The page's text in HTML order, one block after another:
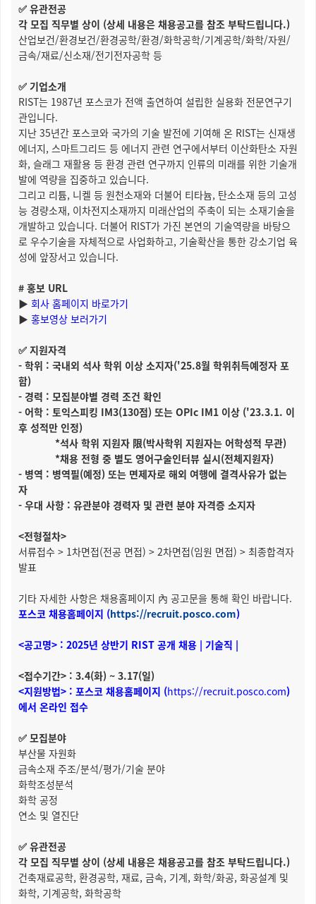
✅ 유관전공
각 모집 직무별 상이 (상세 내용은 채용공고를 참조 부탁드립니다.)
산업보건/환경보건/환경공학/환경/화학공학/기계공학/화학/자원/
금속/재료/신소재/전기전자공학 등
✅ 기업소개
RIST는 1987년 포스코가 전액 출연하여 설립한 실용화 전문연구기
관입니다.
지난 35년간 포스코와 국가의 기술 발전에 기여해 온 RIST는 신재생
에너지, 스마트그리드 등 에너지 관련 연구에서부터 이산화탄소 자원
화, 슬래그 재활용 등 환경 관련 연구까지 인류의 미래를 위한 기술개
발에 역량을 집중하고 있습니다.
그리고 리튬, 니켈 등 원천소재와 더불어 티타늄, 탄소소재 등의 고성
능 경량소재, 이차전지소재까지 미래산업의 주축이 되는 소재기술을
개발하고 있습니다. 더불어 RIST가 가진 본연의 기술역량을 바탕으
로 우수기술을 자체적으로 사업화하고, 기술확산을 통한 강소기업 육
성에 앞장서고 있습니다.
# 홍보 URL
▶ 회사 홈페이지 바로가기
▶ 홍보영상 보러가기
✅ 지원자격
- 학위 : 국내외 석사 학위 이상 소지자('25.8월 학위취득예정자 포
함)
- 경력 : 모집분야별 경력 조건 확인
- 어학 : 토익스피킹 IM3(130점) 또는 OPIc IM1 이상 ('23.3.1. 이
후 성적만 인정)
*석사 학위 지원자 限(박사학위 지원자는 어학성적 무관)
*채용 전형 중 별도 영어구술인터뷰 실시(전체지원자)
- 병역 : 병역필(예정) 또는 면제자로 해외 여행에 결격사유가 없는
자
- 우대 사항 : 유관분야 경력자 및 관련 분야 자격증 소지자
<전형절차>
서류접수 > 1차면접(전공 면접) > 2차면접(임원 면접) > 최종합격자
발표
기타 자세한 사항은 채용홈페이지 內 공고문을 통해 확인 바랍니다.
포스코 채용홈페이지 (https://recruit.posco.com)
<공고명> : 2025년 상반기 RIST 공개 채용 | 기술직 |
<접수기간> : 3.4(화) ~ 3.17(일)
<지원방법> : 포스코 채용홈페이지 (https://recruit.posco.com)
에서 온라인 접수
✅ 모집분야
부산물 자원화
금속소재 주조/분석/평가/기술 분야
화학조성분석
화학 공정
연소 및 열진단
✅ 유관전공
각 모집 직무별 상이 (상세 내용은 채용공고를 참조 부탁드립니다.)
건축재료공학, 환경공학, 재료, 금속, 기계, 화학/화공, 화공설계 및
화학, 기계공학, 화학공학